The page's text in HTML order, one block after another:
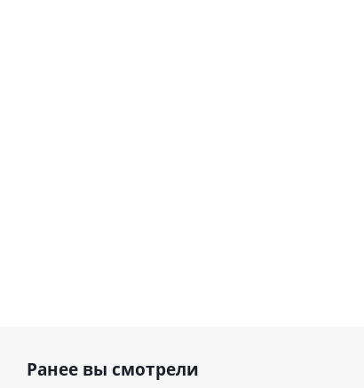
Ранее вы смотрели